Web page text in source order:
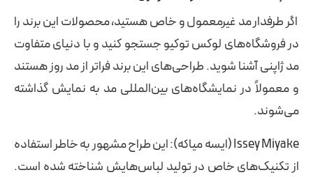
اگر طرفدار مد غیرمعمول و خاص هستید، محصولات این برند را
در فروشگاه‌های لوکس توکیو جستجو کنید و با دنیای متفاوت
مد ژاپنی آشنا شوید. طراحی‌های این برند فراتر از مد روز هستند
و معمولاً در نمایشگاه‌های بین‌المللی مد به نمایش گذاشته
می‌شوند.
Issey Miyake (ایسه میاکه): این طراح مشهور به خاطر استفاده
از تکنیک‌های خاص در تولید لباس‌هایش شناخته شده است.